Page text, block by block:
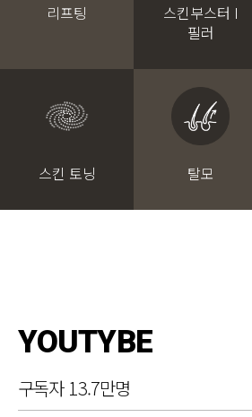
리프팅
스킨부스터 I
필러
스킨 토닝 탈모
YOUTYBE
구독자 13.7만명